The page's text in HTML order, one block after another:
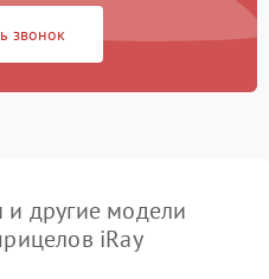
звонок
другие модели
iRay